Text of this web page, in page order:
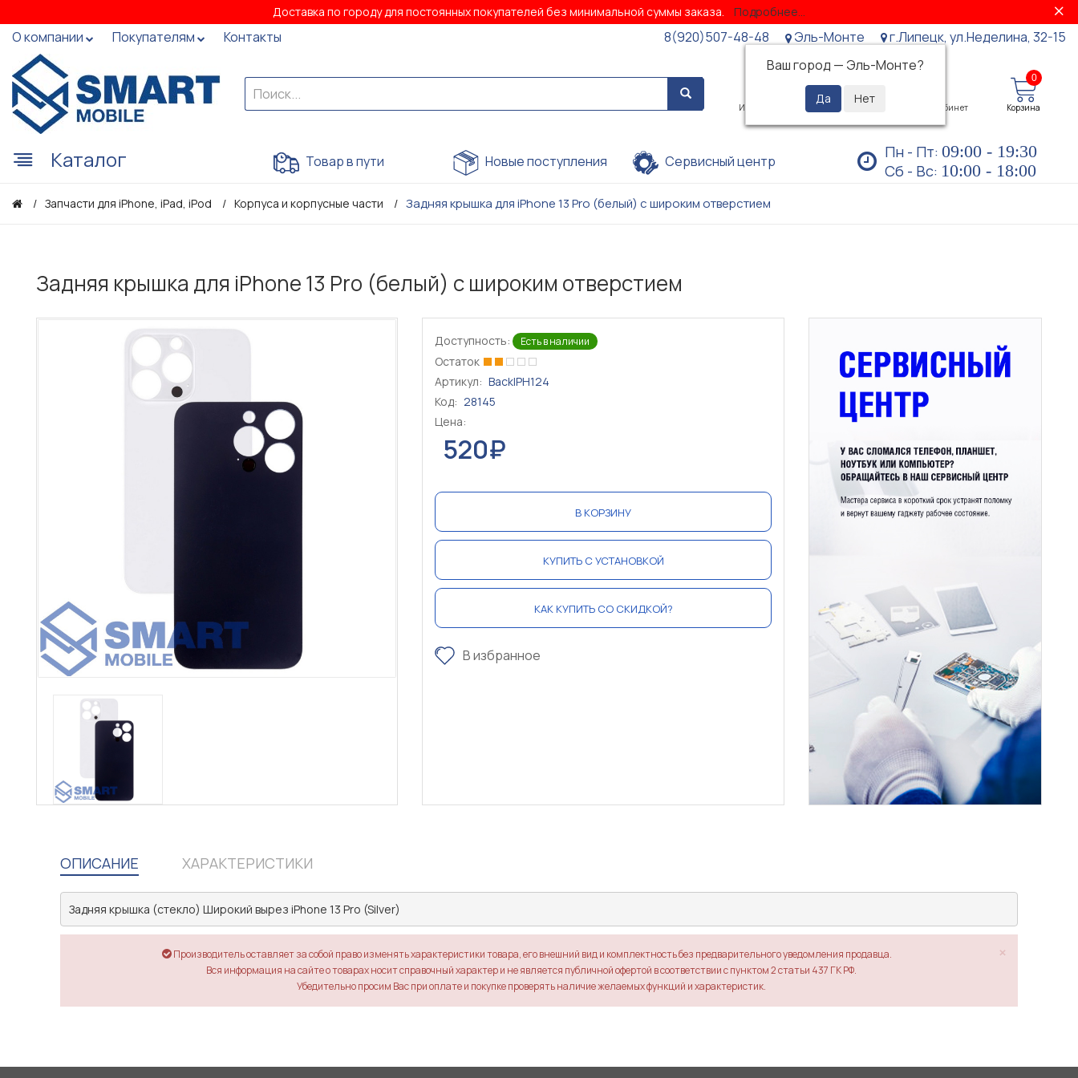
Доставка по городу для постоянных покупателей без минимальной суммы заказа. Подробнее...
О компании Покупателям Контакты 8(920)507-48-48
Эль-Монте
Ваш город — Эль-Монте?
г.Липецк, ул.Неделина, 32-15
Избранное Просмотренные Личный кабинет
0
Корзина
Каталог Товар в пути Новые поступления Сервисный центр Пн - Пт: 09:00 - 19:30
Сб - Вс: 10:00 - 18:00
Запчасти для iPhone, iPad, iPod Корпуса и корпусные части Задняя крышка для iPhone 13 Pro (белый) с широким отверстием
Задняя крышка для iPhone 13 Pro (белый) с широким отверстием
Доступность: Есть в наличии
Остаток
Артикул: BackIPH124
Код: 28145
Цена:
520₽
В КОРЗИНУ
КУПИТЬ С УСТАНОВКОЙ
КАК КУПИТЬ СО СКИДКОЙ?
В избранное
ОПИСАНИЕ ХАРАКТЕРИСТИКИ
Задняя крышка (стекло) Широкий вырез iPhone 13 Pro (Silver)
×
Производитель оставляет за собой право изменять характеристики товара, его внешний вид и комплектность без предварительного уведомления продавца.
Вся информация на сайте о товарах носит справочный характер и не является публичной офертой в соответствии с пунктом 2 статьи 437 ГК РФ.
Убедительно просим Вас при оплате и покупке проверять наличие желаемых функций и характеристик.